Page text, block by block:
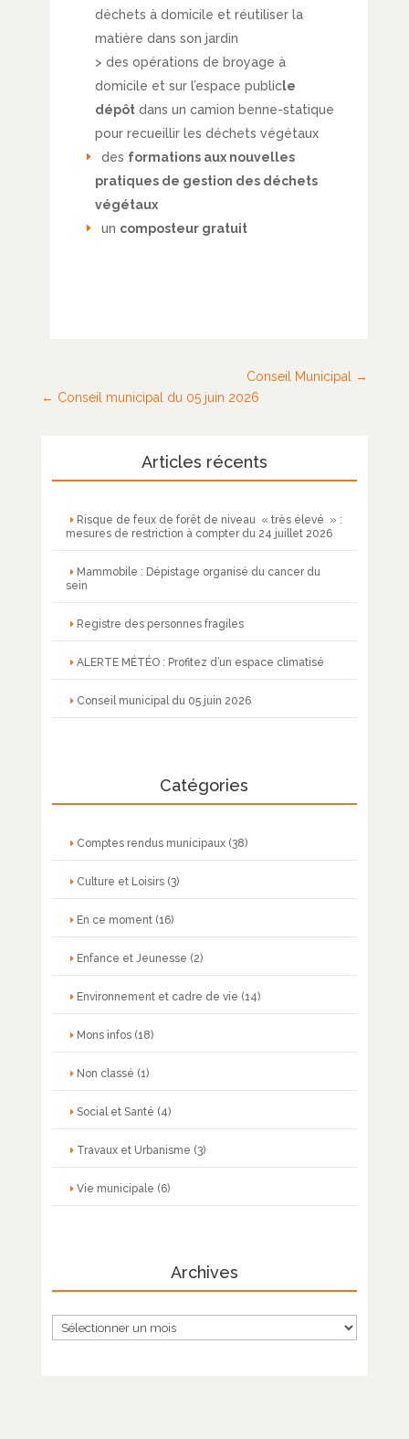
déchets à domicile et réutiliser la
matière dans son jardin
> des opérations de broyage à
domicile et sur l’espace publicle
dépôtdans un camion benne-statique
pour recueillir les déchets végétaux
des formations aux nouvelles
pratiques de gestion des déchets
végétaux
un composteur gratuit
Conseil Municipal
Conseil municipal du 05 juin 2026
Articles récents
Risque de feux de forêt de niveau « très élevé » :
mesures de restriction à compter du 24 juillet 2026
Mammobile : Dépistage organisé du cancer du
sein
Registre des personnes fragiles
ALERTE MÉTÉO : Profitez d’un espace climatisé
Conseil municipal du 05 juin 2026
Catégories
Comptes rendus municipaux(38)
Culture et Loisirs(3)
En ce moment(16)
Enfance et Jeunesse (2)
Environnement et cadre de vie (14)
Mons infos(18)
Non classé (1)
Social et Santé (4)
Travaux et Urbanisme (3)
Vie municipale (6)
Archives
Archives